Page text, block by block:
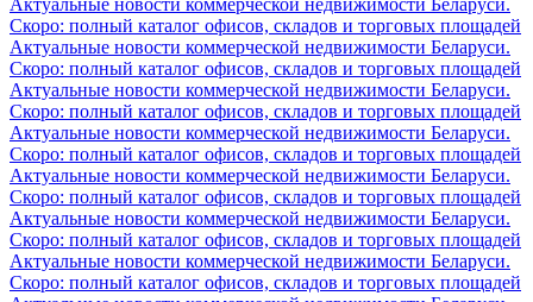
Скоро: полный каталог офисов, складов и торговых площадей
Актуальные новости коммерческой недвижимости Беларуси.
Скоро: полный каталог офисов, складов и торговых площадей
Актуальные новости коммерческой недвижимости Беларуси.
Скоро: полный каталог офисов, складов и торговых площадей
Актуальные новости коммерческой недвижимости Беларуси.
Скоро: полный каталог офисов, складов и торговых площадей
Актуальные новости коммерческой недвижимости Беларуси.
Скоро: полный каталог офисов, складов и торговых площадей
Актуальные новости коммерческой недвижимости Беларуси.
Скоро: полный каталог офисов, складов и торговых площадей
Актуальные новости коммерческой недвижимости Беларуси.
Скоро: полный каталог офисов, складов и торговых площадей